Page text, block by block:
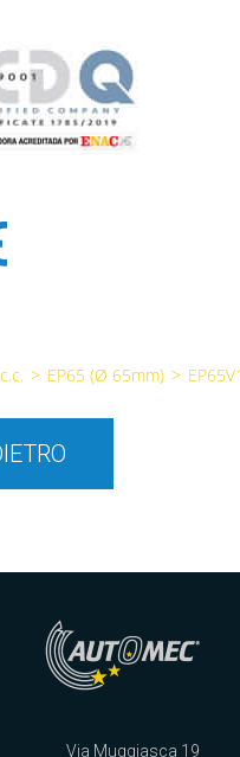
> EP65 (Ø 65mm) >
Via Muggiasca 19